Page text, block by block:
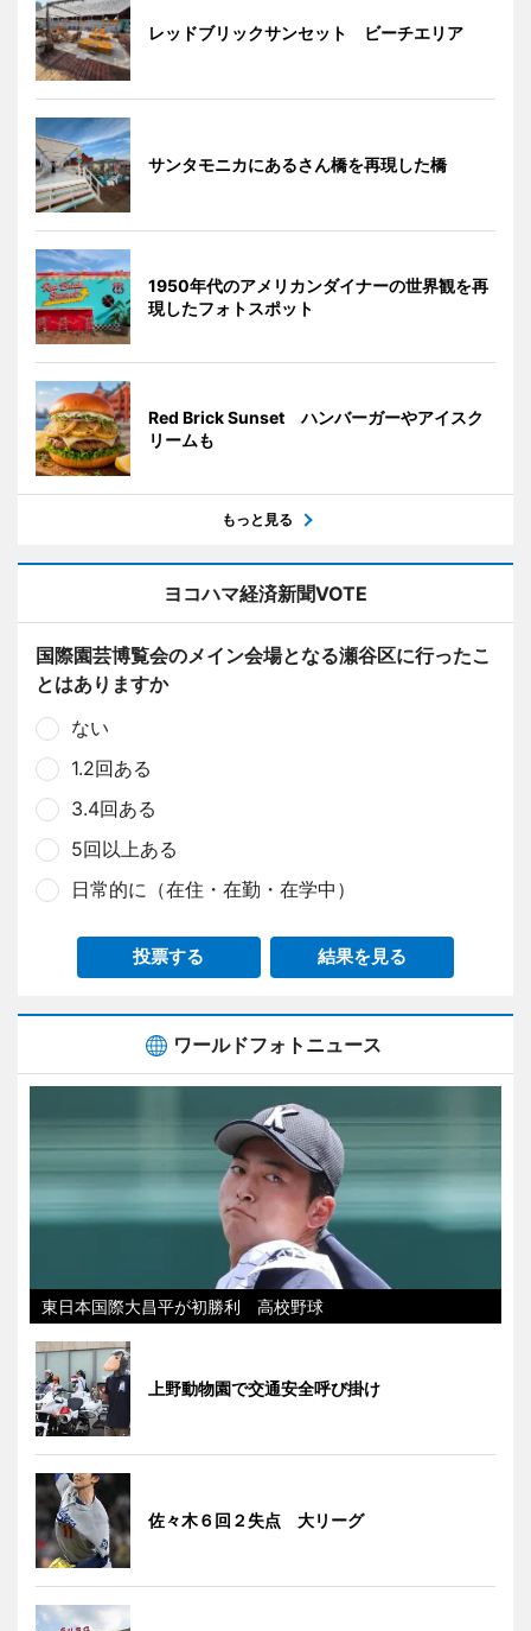
レッドブリックサンセット ビーチエリア
サンタモニカにあるさん橋を再現した橋
1950年代のアメリカンダイナーの世界観を再
現したフォトスポット
Red Brick Sunset ハンバーガーやアイスク
リームも
もっと見る
ヨコハマ経済新聞VOTE
国際園芸博覧会のメイン会場となる瀬谷区に行ったこ
とはありますか
ない
1.2回ある
3.4回ある
5回以上ある
日常的に（在住・在勤・在学中）
投票する 結果を見る
ワールドフォトニュース
東日本国際大昌平が初勝利 高校野球
上野動物園で交通安全呼び掛け
佐々木６回２失点 大リーグ